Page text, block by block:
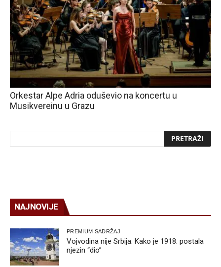
Orkestar Alpe Adria oduševio na koncertu u
Musikvereinu u Grazu
NAJNOVIJE
PREMIUM SADRŽAJ
Vojvodina nije Srbija. Kako je 1918. postala
njezin “dio”